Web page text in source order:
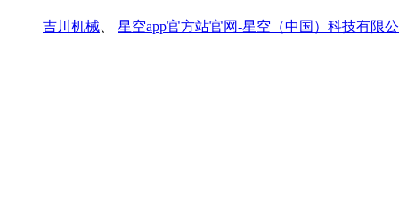
吉川机械 星空app官方站官网-星空（中国）科技有限